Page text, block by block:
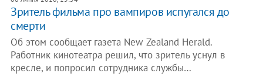
Зритель фильма про вампиров испугался до
смерти
Об этом сообщает газета New Zealand Herald.
Работник кинотеатра решил, что зритель уснул в
кресле, и попросил сотрудника службы…